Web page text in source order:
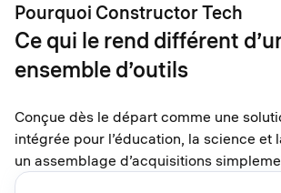
Pourquoi Constructor Tech
Ce qui le rend différent
ensemble d’outils
Conçue dès le départ comme une
intégrée pour l’éducation, la science et
un assemblage d’acquisitions